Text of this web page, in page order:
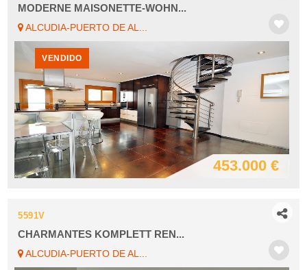
MODERNE MAISONETTE-WOHN...
ALCUDIA-PUERTO DE AL...
VENDIDO
453.000 €
5591V
CHARMANTES KOMPLETT REN...
ALCUDIA-PUERTO DE AL...